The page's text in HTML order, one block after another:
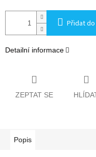
Přidat
Detailní informace
ZEPTAT SE
Popis